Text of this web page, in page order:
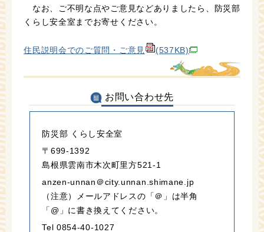
なお、ご不明な点やご意見などありましたら、防災部
くらし安全室までお寄せください。
住民説明会でのご質問・ご意見 (537KB)
お問い合わせ先
防災部 くらし安全室
〒699-1392
島根県雲南市木次町里方521-1
anzen-unnan＠city.unnan.shimane.jp
（注意）メールアドレスの「＠」は半角
「@」に書き換えてください。
Tel 0854-40-1027